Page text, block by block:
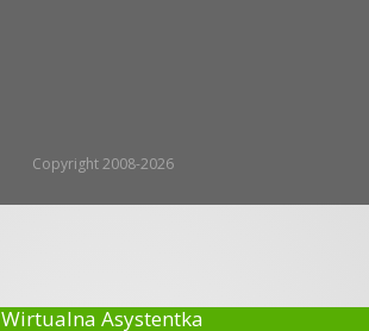
Copyright 2008-2026
Wirtualna Asystentka